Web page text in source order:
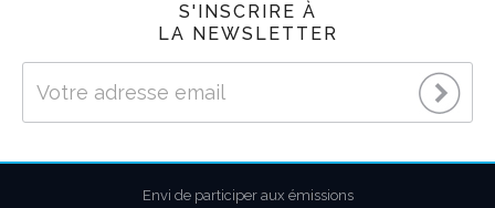
S'INSCRIRE À
LA NEWSLETTER
Envi de participer aux émissions